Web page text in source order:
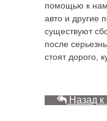
помощью к нам
авто и другие
существуют
после
стоят дорого,
Назад к